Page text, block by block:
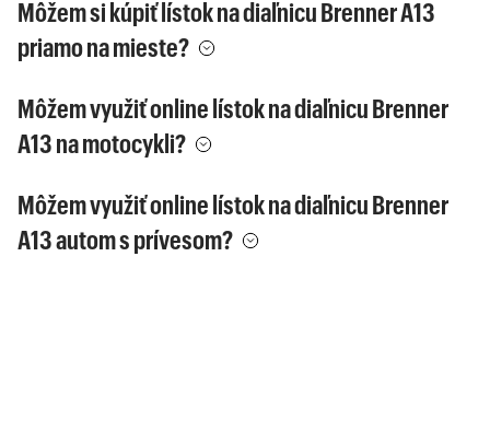
Môžem si kúpiť lístok na diaľnicu Brenner A13
priamo na mieste?
Môžem využiť online lístok na diaľnicu Brenner
A13 na motocykli?
Môžem využiť online lístok na diaľnicu Brenner
A13 autom s prívesom?